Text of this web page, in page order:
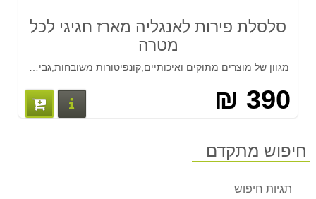
סלסלת פירות לאנגליה מארז חגיגי לכל
מטרה
390 ₪ פרטים
חיפוש מתקדם
תגיות חיפוש